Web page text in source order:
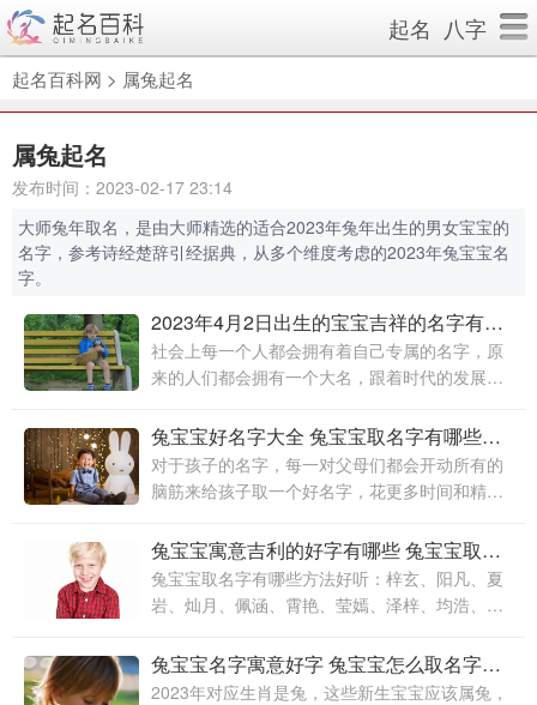
起名 八字
起名百科网 > 属兔起名
属兔起名
发布时间：2023-02-17 23:14
大师兔年取名，是由大师精选的适合2023年兔年出生的男女宝宝的
名字，参考诗经楚辞引经据典，从多个维度考虑的2023年兔宝宝名
字。
2023年4月2日出生的宝宝吉祥的名字有哪些 兔宝宝简单好听的名字
社会上每一个人都会拥有着自己专属的名字，原
来的人们都会拥有一个大名，跟着时代的发展，
人们现在不仅有了大名，也会有小名。而名字就
是一个人的象征，从名字中可以看到一个人的性
格特征、个人气质、道德品格等等特点
兔宝宝好名字大全 兔宝宝取名字有哪些好听
对于孩子的名字，每一对父母们都会开动所有的
脑筋来给孩子取一个好名字，花更多时间和精力
来给孩子取一个好名字，那么各位家长怎么帮兔
宝宝取个好名字呢，大家请看本文推荐
兔宝宝寓意吉利的好字有哪些 兔宝宝取名字有哪些方法好听
兔宝宝取名字有哪些方法好听：梓玄、阳凡、夏
岩、灿月、佩涵、霄艳、莹嫣、泽梓、均浩、涛
彬、泽菡、乐容、奕若、懿德、天福、小爱、家
淳、思娇、昭宇、芸霞、梦淼
兔宝宝名字寓意好字 兔宝宝怎么取名字比较好
2023年对应生肖是兔，这些新生宝宝应该属兔，